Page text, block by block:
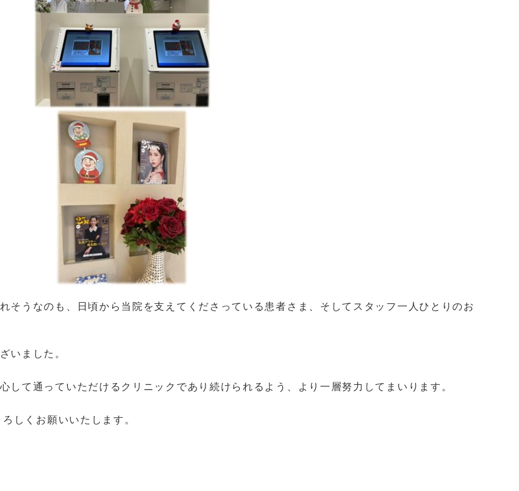
そうなのも、日頃から当院を支えてくださっている患者さま、そしてスタッフ一人ひとりのお
いました。
して通っていただけるクリニックであり続けられるよう、より一層努力してまいります。
しくお願いいたします。